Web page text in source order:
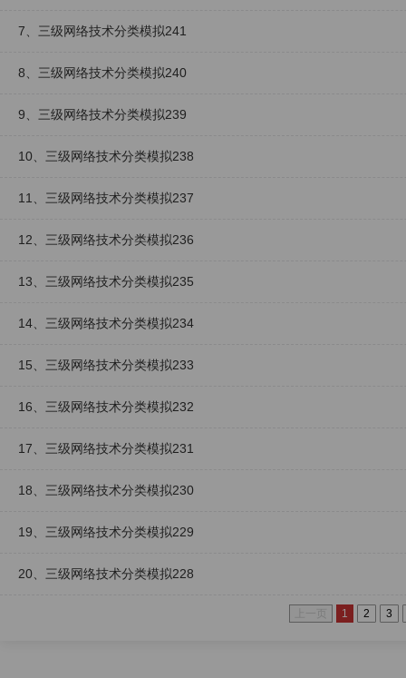
7、三级网络技术分类模拟241
8、三级网络技术分类模拟240
9、三级网络技术分类模拟239
10、三级网络技术分类模拟238
11、三级网络技术分类模拟237
12、三级网络技术分类模拟236
13、三级网络技术分类模拟235
14、三级网络技术分类模拟234
15、三级网络技术分类模拟233
16、三级网络技术分类模拟232
17、三级网络技术分类模拟231
18、三级网络技术分类模拟230
19、三级网络技术分类模拟229
20、三级网络技术分类模拟228
1 2 3